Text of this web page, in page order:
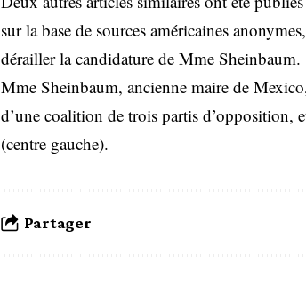
sur la base de sources américaines
dérailler la candidature de Mme Sheinbaum.
Mme Sheinbaum, ancienne maire de
d’une coalition de trois partis d’opposition,
(centre gauche).
Partager